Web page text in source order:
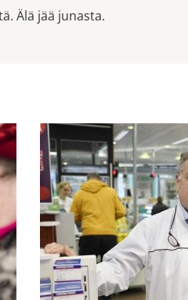
Älä jää junasta.